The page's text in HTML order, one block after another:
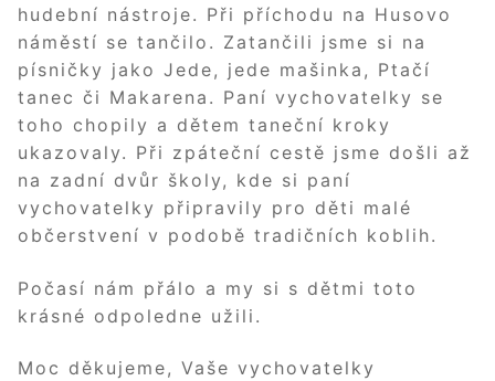
hudební nástroje. Při příchodu na Husovo
náměstí se tančilo. Zatančili jsme si na
písničky jako Jede, jede mašinka, Ptačí
tanec či Makarena. Paní vychovatelky se
toho chopily a dětem taneční kroky
ukazovaly. Při zpáteční cestě jsme došli až
na zadní dvůr školy, kde si paní
vychovatelky připravily pro děti malé
občerstvení v podobě tradičních koblih.
Počasí nám přálo a my si s dětmi toto
krásné odpoledne užili.
Moc děkujeme, Vaše vychovatelky